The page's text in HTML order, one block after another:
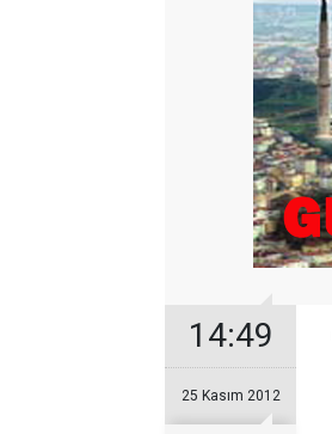
14:49
25 Kasım 2012